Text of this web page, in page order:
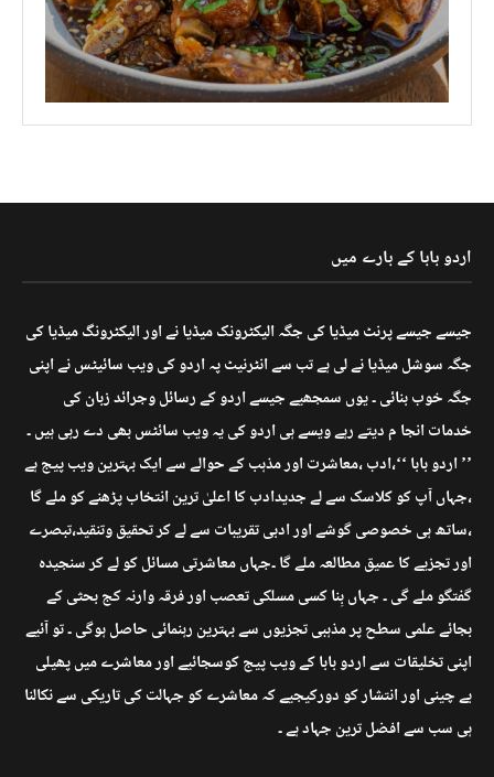
اردو بابا کے بارے میں
جیسے جیسے پرنٹ میڈیا کی جگہ الیکٹرونک میڈیا نے اور الیکٹرونگ میڈیا کی
جگہ سوشل میڈیا نے لی ہے تب سے انٹرنیٹ پہ اردو کی ویب سائیٹس نے اپنی
جگہ خوب بنائی ۔ یوں سمجھیے جیسے اردو کے رسائل وجرائد زبان کی
خدمات انجا م دیتے رہے ویسے ہی اردو کی یہ ویب سائٹس بھی دے رہی ہیں ۔
’’ اردو بابا ‘‘،ادب ،معاشرت اور مذہب کے حوالے سے ایک بہترین ویب پیج ہے
،جہاں آپ کو کلاسک سے لے جدیدادب کا اعلیٰ ترین انتخاب پڑھنے کو ملے گا
،ساتھ ہی خصوصی گوشے اور ادبی تقریبات سے لے کر تحقیق وتنقید،تبصرے
اور تجزیے کا عمیق مطالعہ ملے گا ۔جہاں معاشرتی مسائل کو لے کر سنجیدہ
گفتگو ملے گی ۔ جہاں بِنا کسی مسلکی تعصب اور فرقہ وارنہ کج بحثی کے
بجائے علمی سطح پر مذہبی تجزیوں سے بہترین رہنمائی حاصل ہوگی ۔ تو آئیے
اپنی تخلیقات سے اردو بابا کے ویب پیج کوسجائیے اور معاشرے میں پھیلی
بے چینی اور انتشار کو دورکیجیے کہ معاشرے کو جہالت کی تاریکی سے نکالنا
ہی سب سے افضل ترین جہاد ہے ۔